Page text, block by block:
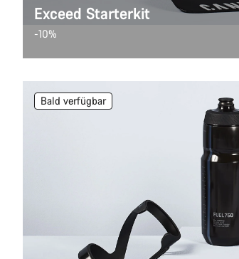
Exceed Starterkit
-10%
Bald verfügbar